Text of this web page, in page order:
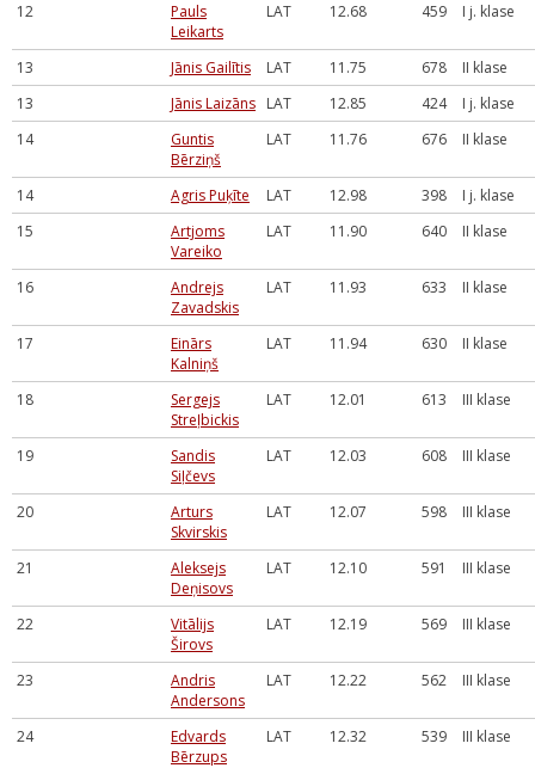
12
Pauls
Leikarts
LAT 12.68 459 I j. klase
13 Jānis Gailītis LAT 11.75 678
II klase
13
Jānis Laizāns LAT 12.85 424
I j. klase
14
Guntis
Bērziņš
LAT 11.76 676 II klase
14 Agris Puķīte LAT 12.98 398
I j. klase
15
Artjoms
Vareiko
LAT 11.90 640 II klase
16
Andrejs
Zavadskis
LAT 11.93 633 II klase
17
Einārs
Kalniņš
LAT 11.94 630 II klase
18
Sergejs
Streļbickis
LAT 12.01 613 III klase
19
Sandis
Siļčevs
LAT 12.03 608 III klase
20
Arturs
Skvirskis
LAT 12.07 598 III klase
21
Aleksejs
Deņisovs
LAT 12.10 591 III klase
22
Vitālijs
Širovs
LAT 12.19 569 III klase
23
Andris
Andersons
LAT 12.22 562 III klase
24
Edvards
Bērzups
LAT 12.32 539 III klase